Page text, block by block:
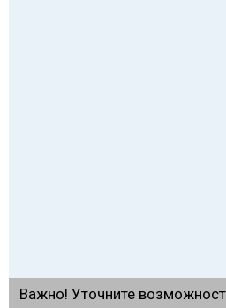
Важно! Уточните